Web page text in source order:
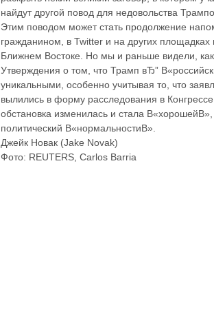
найдут другой повод для недовольства
Этим поводом может стать продолжение
гражданином, в Twitter и на других площадках
Ближнем Востоке. Но мы и раньше видели, как
Утверждения о том, что Трамп вЂ”
уникальными, особенно учитывая то, что
вылились в форму расследования в
обстановка изменилась и стала
политический В«нормальностиВ».
Джейк Новак (Jake Novak)
Фото: REUTERS, Carlos Barria